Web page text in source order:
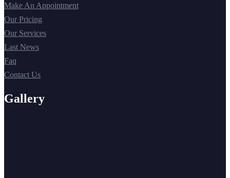
Make An Appointment
Our Pricing
Our Services
Last News
Faq
Contact Us
Gallery